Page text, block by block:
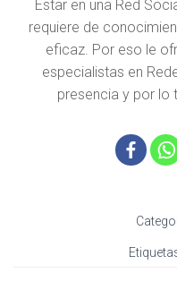
Estar en una Red
requiere de
eficaz. Por eso le
especialistas en
presencia y por lo